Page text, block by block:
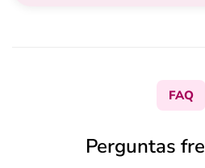
FAQ
Perguntas